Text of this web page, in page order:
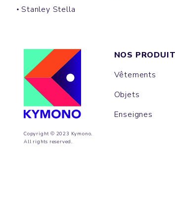
Stanley Stella
Copyright © 2023 Kymono.
All rights reserved.
NOS
Vêtements
Objets
Enseignes